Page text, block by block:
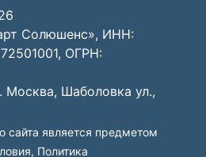
Солюшенс», ИНН:
ОГРН:
Москва, Шаболовка ул.,
сайта является предметом
, Политика